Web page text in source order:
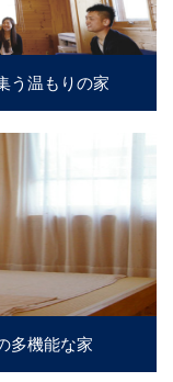
う温もりの家
多機能な家